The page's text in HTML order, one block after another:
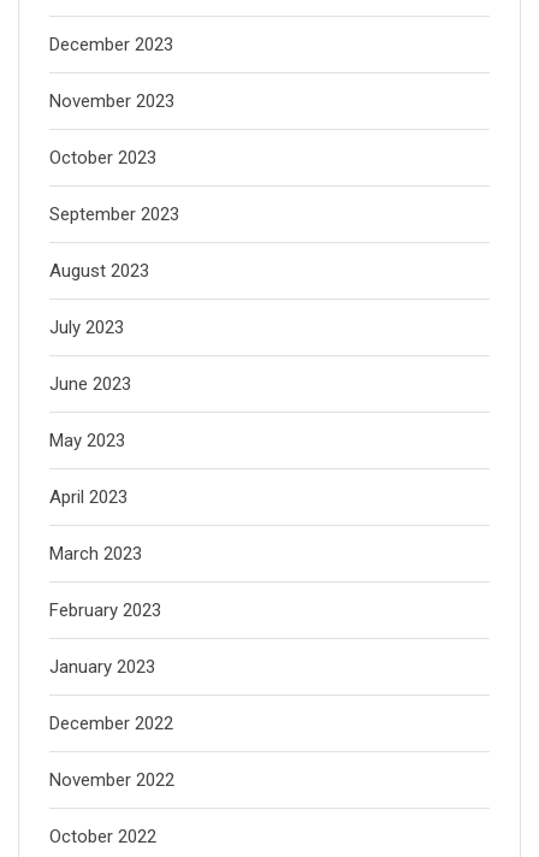
December 2023
November 2023
October 2023
September 2023
August 2023
July 2023
June 2023
May 2023
April 2023
March 2023
February 2023
January 2023
December 2022
November 2022
October 2022